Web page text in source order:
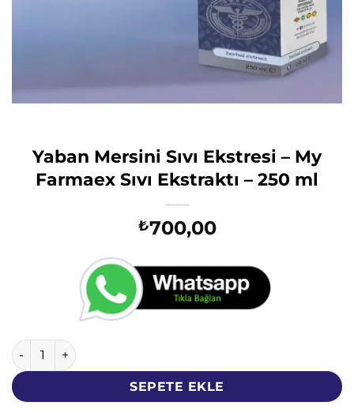
Yaban Mersini Sıvı Ekstresi – My
Farmaex Sıvı Ekstraktı – 250 ml
₺700,00
Yaban Mersini Sıvı Ekstresi – My Farmaex Sıvı Ekstraktı –
SEPETE EKLE